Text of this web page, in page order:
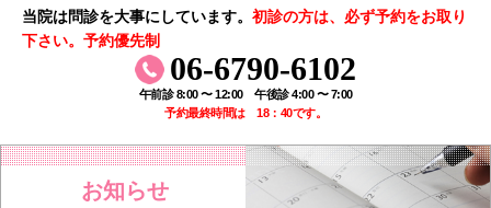
当院は問診を大事にしています。 初診の方は、必ず予約をお取り
下さい。予約優先制
06-6790-6102
午前診 8:00 〜 12:00 午後診 4:00 〜 7:00
予約最終時間は 18：40です。
お知らせ